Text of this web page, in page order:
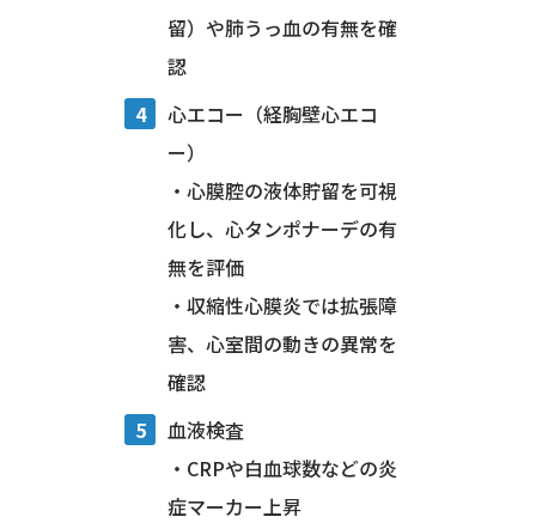
留）や肺うっ血の有無を確
認
心エコー（経胸壁心エコ
ー）
・心膜腔の液体貯留を可視
化し、心タンポナーデの有
無を評価
・収縮性心膜炎では拡張障
害、心室間の動きの異常を
確認
血液検査
・CRPや白血球数などの炎
症マーカー上昇